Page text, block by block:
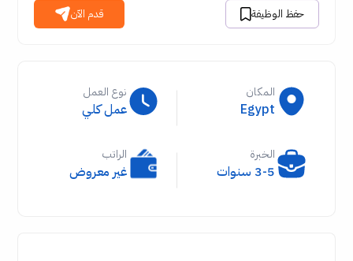
حفظ الوظيفة قدم الآن
المكان
Egypt
نوع العمل
عمل كلي
الخبرة
3-5 سنوات
الراتب
غير معروض